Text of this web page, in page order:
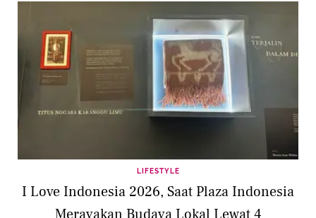
LIFESTYLE
I Love Indonesia 2026, Saat Plaza Indonesia
Merayakan Budaya Lokal Lewat 4